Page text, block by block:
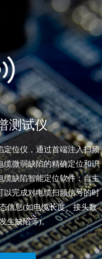
测试仪
定位仪，通过首端注入扫频
缆微弱缺陷的精确定位和识
缆缺陷智能定位软件：自主
以完成对电缆扫频信号的时
信息(如电缆长度、接头数
生缺陷等)。